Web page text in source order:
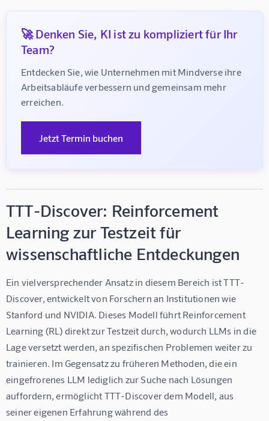
🚀 Denken Sie, KI ist zu kompliziert für Ihr
Team?
Entdecken Sie, wie Unternehmen mit Mindverse ihre
Arbeitsabläufe verbessern und gemeinsam mehr
erreichen.
Jetzt Termin buchen
TTT-Discover: Reinforcement
Learning zur Testzeit für
wissenschaftliche Entdeckungen
Ein vielversprechender Ansatz in diesem Bereich ist TTT-
Discover, entwickelt von Forschern an Institutionen wie
Stanford und NVIDIA. Dieses Modell führt Reinforcement
Learning (RL) direkt zur Testzeit durch, wodurch LLMs in die
Lage versetzt werden, an spezifischen Problemen weiter zu
trainieren. Im Gegensatz zu früheren Methoden, die ein
eingefrorenes LLM lediglich zur Suche nach Lösungen
auffordern, ermöglicht TTT-Discover dem Modell, aus
seiner eigenen Erfahrung während des